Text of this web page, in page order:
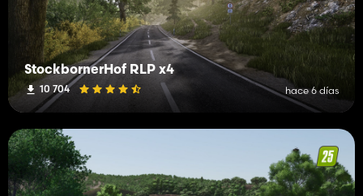
StockbornerHof RLP x4
10 704 hace 6 días